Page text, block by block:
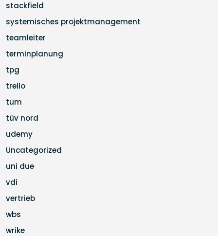
stackfield
systemisches projektmanagement
teamleiter
terminplanung
tpg
trello
tum
tüv nord
udemy
Uncategorized
uni due
vdi
vertrieb
wbs
wrike